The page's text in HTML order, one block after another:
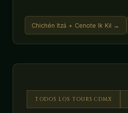
Chichén Itzá + Cenote Ik Kil →
TODOS LOS TOURS CDMX